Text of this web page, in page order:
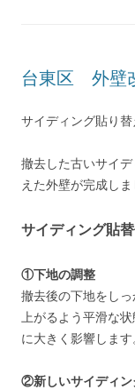
台東区 外壁
サイディング貼り替
撤去した古いサイ
えた外壁が完成しま
サイディング貼
①下地の調整
撤去後の下地をし
上がるよう平滑な
に大きく影響します
②新しいサイディン